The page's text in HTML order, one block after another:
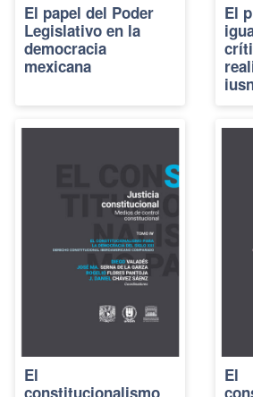
El papel del Poder
Legislativo en la
democracia
mexicana
El
El
El